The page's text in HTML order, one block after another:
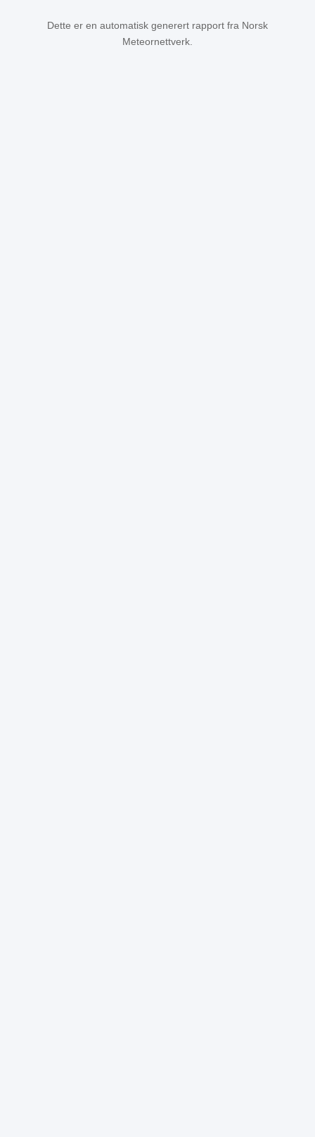
Dette er en automatisk generert rapport fra Norsk
Meteornettverk.